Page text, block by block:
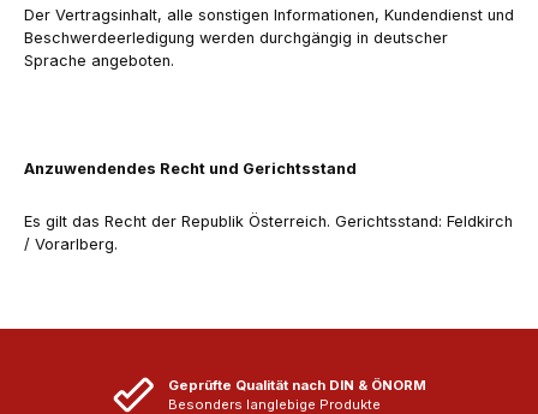
Der Vertragsinhalt, alle sonstigen Informationen, Kundendienst und
Beschwerdeerledigung werden durchgängig in deutscher
Sprache angeboten.
Anzuwendendes Recht und Gerichtsstand
Es gilt das Recht der Republik Österreich. Gerichtsstand: Feldkirch
/ Vorarlberg.
Geprüfte Qualität nach DIN & ÖNORM
Besonders langlebige Produkte